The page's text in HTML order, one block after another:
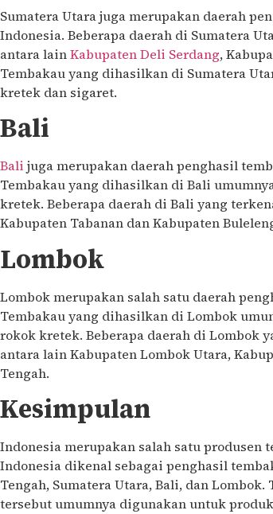
Sumatera Utara juga merupakan daerah
Indonesia. Beberapa daerah di Sumatera
antara lainKabupaten Deli Serdang,
Tembakau yang dihasilkan di Sumatera
kretek dan sigaret.
Bali
Bali juga merupakan daerah penghasil
Tembakau yang dihasilkan di Bali
kretek. Beberapa daerah di Bali yang
Kabupaten Tabanan dan Kabupaten
Lombok
Lombok merupakan salah satu daerah
Tembakau yang dihasilkan di Lombok
rokok kretek. Beberapa daerah di Lombok
antara lain Kabupaten Lombok Utara,
Tengah.
Kesimpulan
Indonesia merupakan salah satu produsen
Indonesia dikenal sebagai penghasil
Tengah, Sumatera Utara, Bali, dan
tersebut umumnya digunakan untuk